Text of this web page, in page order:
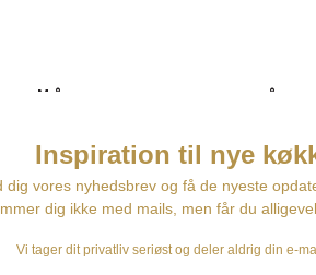
Måske er du